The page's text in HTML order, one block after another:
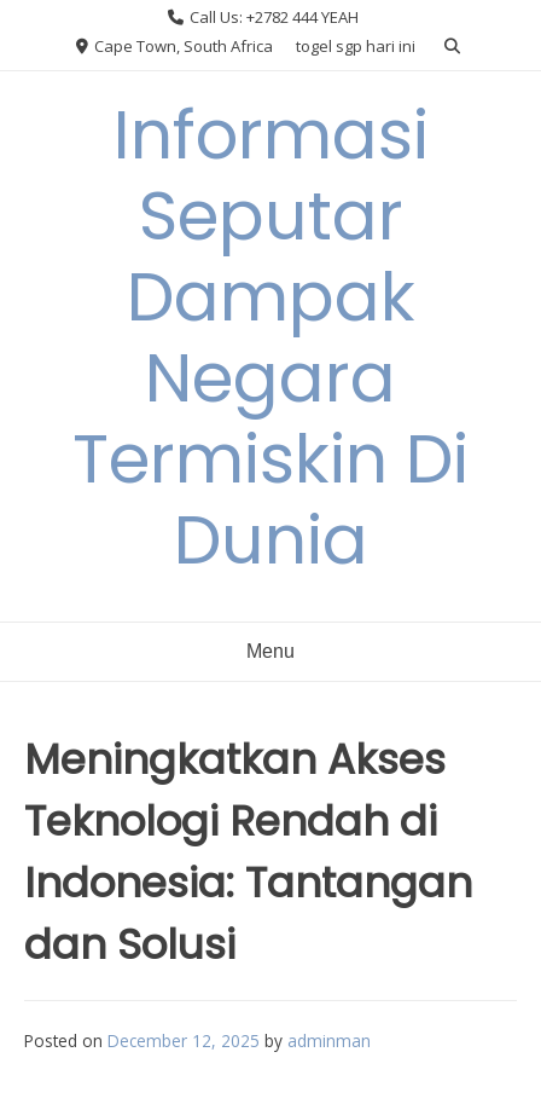
Call Us: +2782 444 YEAH
Cape Town, South Africa
togel sgp hari ini
Informasi
Seputar
Dampak
Negara
Termiskin Di
Dunia
Menu
Meningkatkan Akses
Teknologi Rendah di
Indonesia: Tantangan
dan Solusi
Posted on December 12, 2025 by adminman